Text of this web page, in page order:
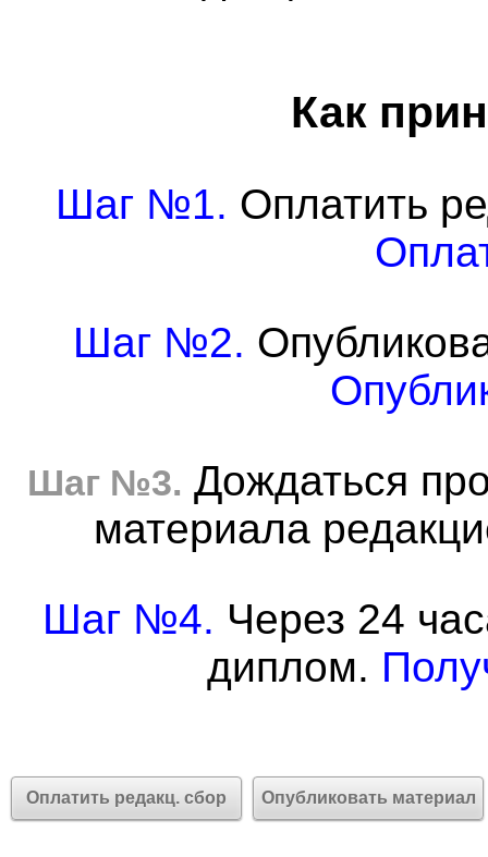
Как
Шаг №1. Оплатить
Шаг №2.
Шаг №3. Дождаться
материала
Шаг №4. Через 24
диплом.
Оплатить редакц. сбор Опубликовать материал